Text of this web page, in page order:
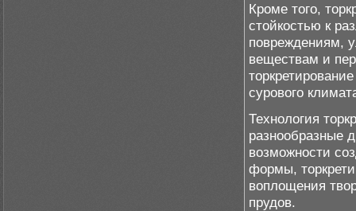
Кроме того,
стойкостью к
повреждениям,
веществам и
сурового
Технология
разнообразные
возможности
формы,
воплощения
прудов.